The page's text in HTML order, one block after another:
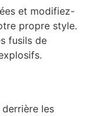
et modifiez-
propre style.
fusils de
les